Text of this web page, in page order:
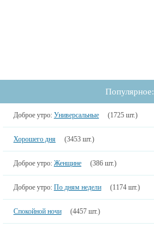
Популярное:
Доброе утро: Универсальные (1725 шт.)
Хорошего дня (3453 шт.)
Доброе утро: Женщине (386 шт.)
Доброе утро: По дням недели (1174 шт.)
Спокойной ночи (4457 шт.)